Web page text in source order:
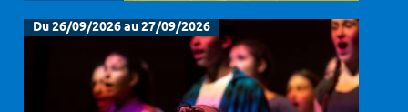
Du 26/09/2026 au 27/09/2026